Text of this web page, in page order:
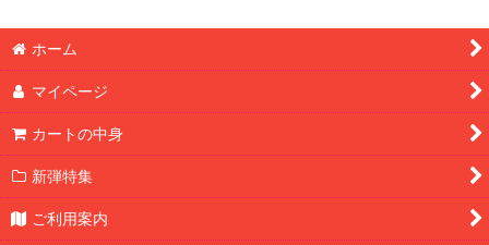
ホーム
マイページ
カートの中身
新弾特集
ご利用案内